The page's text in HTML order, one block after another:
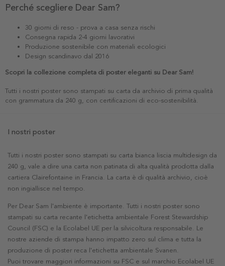
Perché scegliere Dear Sam?
30 giorni di reso - prova a casa senza rischi
Consegna rapida 2-4 giorni lavorativi
Produzione sostenibile con materiali ecologici
Design scandinavo dal 2016
Scopri la collezione completa di poster eleganti su Dear Sam!
Tutti i nostri poster sono stampati su carta da archivio di prima qualità
con grammatura da 240 g, con certificazioni di eco-sostenibilità.
I nostri poster
Tutti i nostri poster sono stampati su carta bianca liscia multidesign da
240 g, vale a dire una carta non patinata di alta qualità prodotta dalla
cartiera Clairefontaine in Francia. La carta è di qualità archivio, cioè
non ingiallisce nel tempo.
Per Dear Sam l'ambiente è importante. Tutti i nostri poster sono
stampati su carta recante l'etichetta ambientale Forest Stewardship
Council (FSC) e la Ecolabel UE per la silvicoltura responsabile. Le
nostre aziende di stampa hanno impatto zero sul clima e tutta la
produzione di poster reca l'etichetta ambientale Svanen.
Puoi trovare maggiori informazioni su FSC e sul marchio Ecolabel UE